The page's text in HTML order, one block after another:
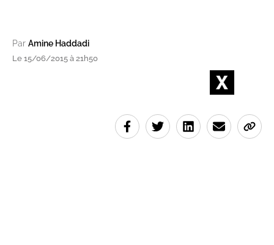
Par Amine Haddadi
Le 15/06/2015 à 21h50